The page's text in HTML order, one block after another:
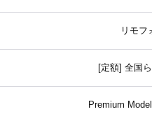
リモフ
[定額] 全国
Premium